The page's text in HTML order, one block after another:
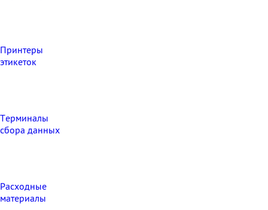
Принтеры
этикеток
Терминалы
сбора данных
Расходные
материалы